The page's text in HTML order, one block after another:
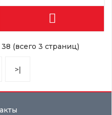
(всего 3 страниц)
>|